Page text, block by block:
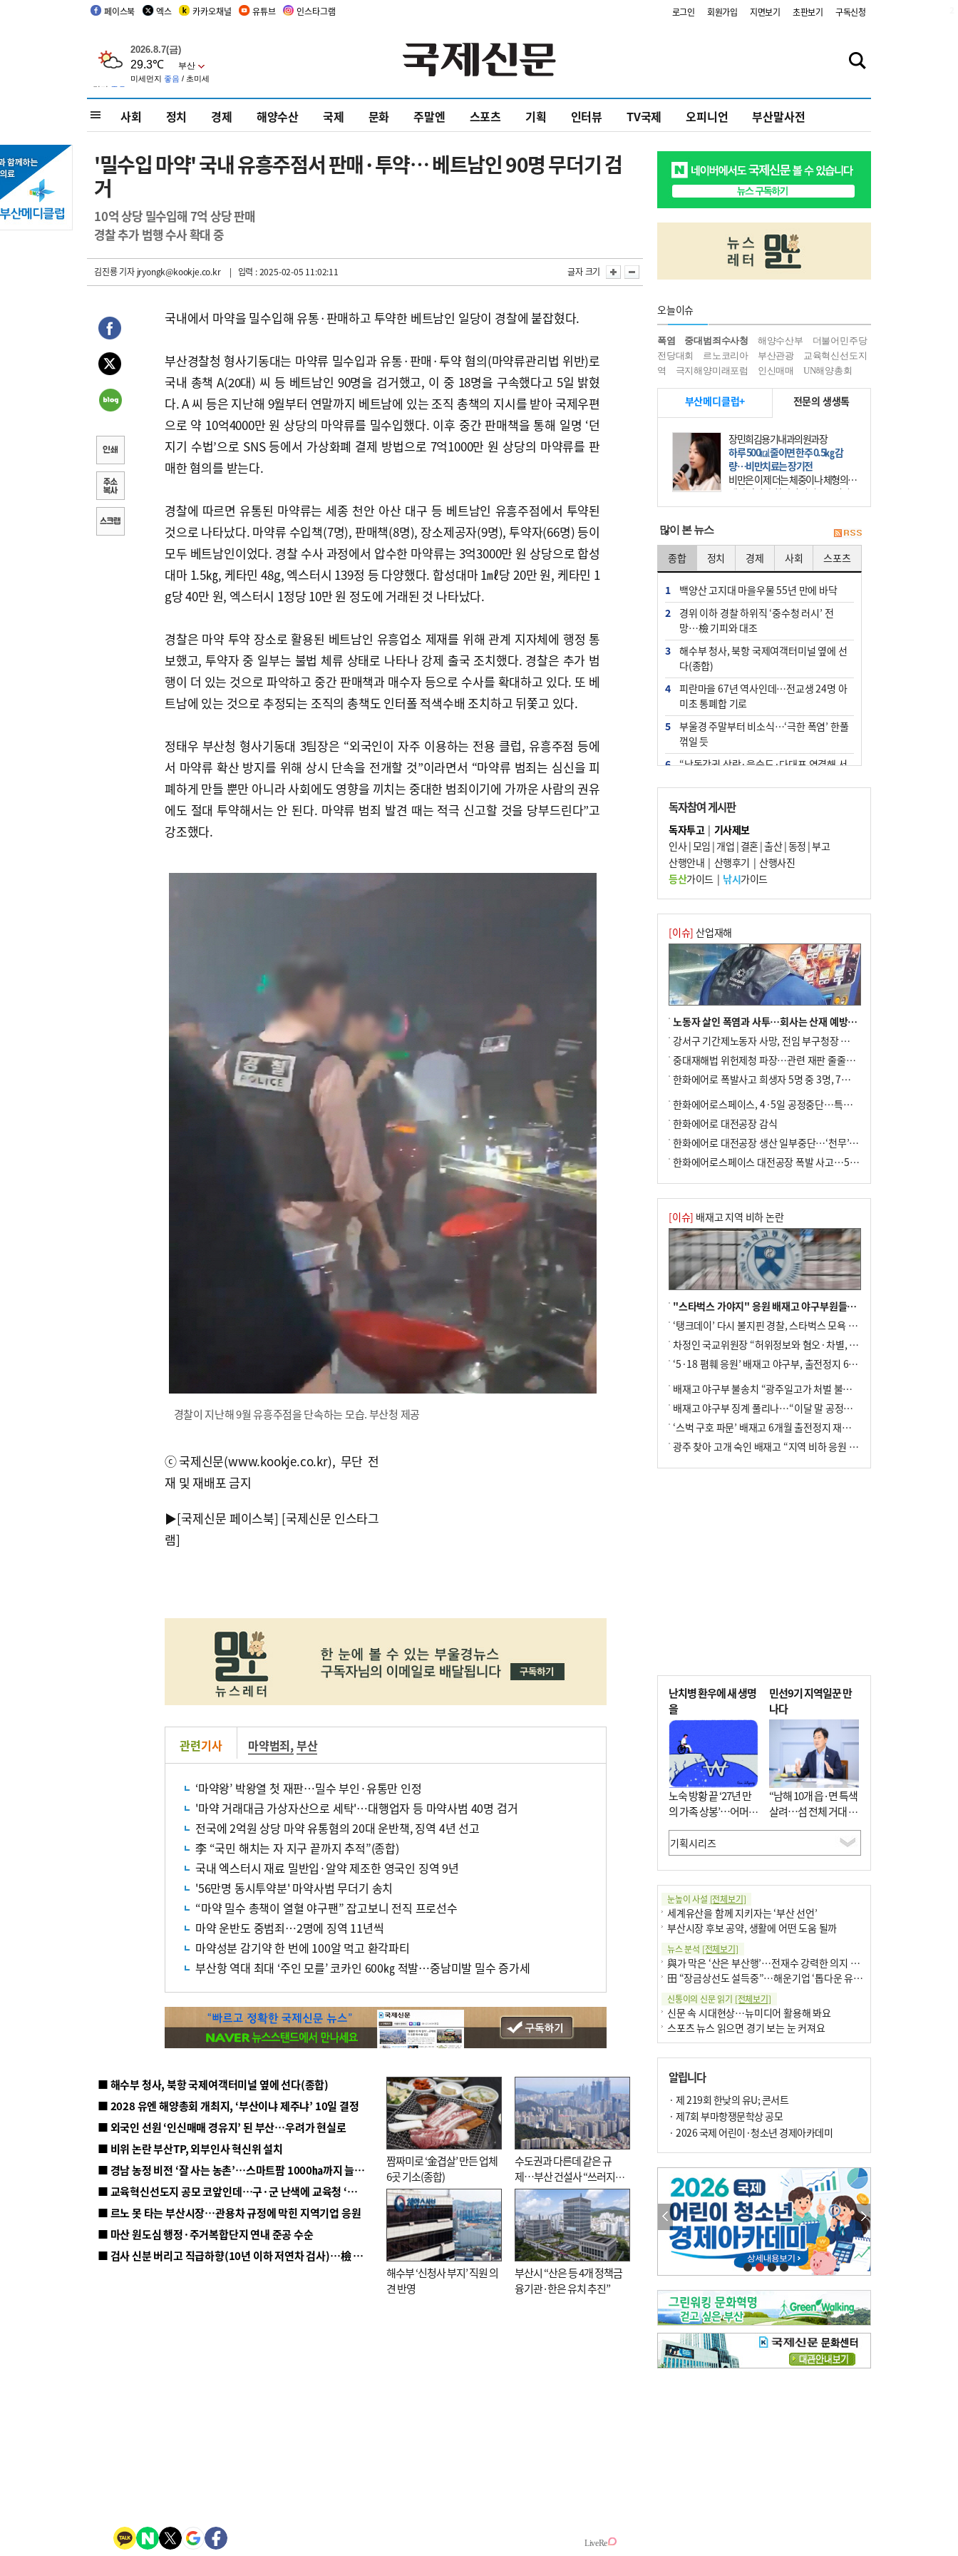
페이스북 엑스 카카오채널 유튜브 인스타그램 로그인 회원가입 지면보기 초판보기 구독신청
사회 정치 경제 해양수산 국제 문화 주말엔 스포츠 기획 인터뷰 TV국제 오피니언 부산말사전
'밀수입 마약' 국내 유흥주점서 판매·투약… 베트남인 90명 무더기 검
거
10억 상당 밀수입해 7억 상당 판매
경찰 추가 범행 수사 확대 중
김진룡 기자jryongk@kookje.co.kr | 입력 : 2025-02-05 11:02:11 글자 크기
국내에서 마약을 밀수입해 유통·판매하고 투약한 베트남인 일당이 경찰에 붙잡혔다.
부산경찰청 형사기동대는 마약류 밀수입과 유통·판매·투약 혐의(마약류관리법 위반)로
국내 총책 A(20대) 씨 등 베트남인 90명을 검거했고, 이 중 18명을 구속했다고 5일 밝혔
다. A 씨 등은 지난해 9월부터 연말까지 베트남에 있는 조직 총책의 지시를 받아 국제우편
으로 약 10억4000만 원 상당의 마약류를 밀수입했다. 이후 중간 판매책을 통해 일명 ‘던
지기 수법’으로 SNS 등에서 가상화폐 결제 방법으로 7억1000만 원 상당의 마약류를 판
매한 혐의를 받는다.
경찰에 따르면 유통된 마약류는 세종 천안 아산 대구 등 베트남인 유흥주점에서 투약된
것으로 나타났다. 마약류 수입책(7명), 판매책(8명), 장소제공자(9명), 투약자(66명) 등이
모두 베트남인이었다. 경찰 수사 과정에서 압수한 마약류는 3억3000만 원 상당으로 합성
대마 1.5㎏, 케타민 48g, 엑스터시 139정 등 다양했다. 합성대마 1㎖당 20만 원, 케타민 1
g당 40만 원, 엑스터시 1정당 10만 원 정도에 거래된 것 나타났다.
경찰은 마약 투약 장소로 활용된 베트남인 유흥업소 제재를 위해 관계 지자체에 행정 통
보했고, 투약자 중 일부는 불법 체류 상태로 나타나 강제 출국 조치했다. 경찰은 추가 범
행이 더 있는 것으로 파악하고 중간 판매책과 매수자 등으로 수사를 확대하고 있다. 또 베
트남에 있는 것으로 추정되는 조직의 총책도 인터폴 적색수배 조치하고 뒤쫓고 있다.
정태우 부산청 형사기동대 3팀장은 “외국인이 자주 이용하는 전용 클럽, 유흥주점 등에
서 마약류 확산 방지를 위해 상시 단속을 전개할 것”이라면서 “마약류 범죄는 심신을 피
폐하게 만들 뿐만 아니라 사회에도 영향을 끼치는 중대한 범죄이기에 가까운 사람의 권유
에도 절대 투약해서는 안 된다. 마약류 범죄 발견 때는 적극 신고할 것을 당부드린다”고
강조했다.
경찰이 지난해 9월 유흥주점을 단속하는 모습. 부산청 제공
ⓒ국제신문(www.kookje.co.kr), 무단 전
재 및 재배포 금지
▶[국제신문 페이스북] [국제신문 인스타그
램]
관련기사 마약범죄,부산
‘마약왕’ 박왕열 첫 재판…밀수 부인·유통만 인정
'마약 거래대금 가상자산으로 세탁'…대행업자 등 마약사범 40명 검거
전국에 2억원 상당 마약 유통혐의 20대 운반책, 징역 4년 선고
李 “국민 해치는 자 지구 끝까지 추적”(종합)
국내 엑스터시 재료 밀반입·알약 제조한 영국인 징역 9년
'56만명 동시투약분' 마약사범 무더기 송치
“마약 밀수 총책이 열혈 야구팬” 잡고보니 전직 프로선수
마약 운반도 중범죄…2명에 징역 11년씩
마약성분 감기약 한 번에 100알 먹고 환각파티
부산항 역대 최대 ‘주인 모를’ 코카인 600㎏ 적발…중남미발 밀수 증가세
■ 해수부 청사, 북항 국제여객터미널 옆에 선다(종합)
■ 2028 유엔 해양총회 개최지, ‘부산이냐 제주냐’ 10일 결정
■ 외국인 선원 ‘인신매매 경유지’ 된 부산…우려가 현실로
■ 비위 논란 부산TP, 외부인사 혁신위 설치
■ 경남 농정 비전 ‘잘 사는 농촌’…스마트팜 1000㏊까지 늘린다
■ 교육혁신선도지 공모 코앞인데…구·군 난색에 교육청 ‘쩔쩔’
■ 르노 못 타는 부산시장…관용차 규정에 막힌 지역기업 응원
■ 마산 원도심 행정·주거복합단지 연내 준공 수순
■ 검사 신분 버리고 직급하향(10년 이하 저연차 검사)…檢 중수청행 기피
짬짜미로 ‘金겹살’ 만든 업체
6곳 기소(종합)
수도권과 다른데 같은 규
제…부산 건설사 “쓰러지기
직전”
해수부 ‘신청사 부지’ 직원 의
견 반영
부산시 “산은 등 4개 정책금
융기관·한은 유치 추진”
오늘이슈
폭염 중대범죄수사청 해양수산부
더불어민주당
전당대회
르노코리아 부산관광
교육혁신선도지
역
극지해양미래포럼 인신매매 UN해양총회
부산메디클럽+ 전문의 생생톡
장민희김용기내과의원과장
하루 500㎉ 줄이면 한주 0.5㎏ 감
량…비만치료는 장기전
비만은 이제 더는 체중이나 체형의 문
제가 아니다. 하나의 질병으로 인지
하고 치료와 관리를 해야 한다. 세계
많이 본 뉴스
종합 정치 경제 사회 스포츠
1
백양산 고지대 마을우물 55년 만에 바닥
2
경위 이하 경찰 하위직 ‘중수청 러시’ 전
망…檢 기피와 대조
3
해수부 청사, 북항 국제여객터미널 옆에 선
다(종합)
4
피란마을 67년 역사인데…전교생 24명 아
미초 통폐합 기로
5
부울경 주말부터 비소식…‘극한 폭염’ 한풀
꺾일 듯
6
“낙동강권 삼락·을숙도·다대포 연결해 서
7
오늘의 날씨- 2026년 8월 7일
8
외국인 선원 ‘인신매매 경유지’ 된 부산…
우려가 현실로
9
[사설] 해수부 신청사 북항으로 확정, 해양
수도 도약의 전환점
10 르노 못 타는 부산시장…관용차 규정에 막
힌 지역기업 응원
독자참여 게시판
독자투고| 기사제보
인사|모임 | 개업 | 결혼|출산|동정 |부고
산행안내 | 산행후기 | 산행사진
등산가이드| 낚시가이드
[이슈] 산업재해
노동자 살인 폭염과 사투…회사는 산재 예방·전기료 절감 전력
강서구 기간제노동자 사망, 전임 부구청장 檢 송치
중대재해법 위헌제청 파장…관련 재판 줄줄이 브레이크
한화에어로 폭발사고 희생자 5명 중 3명, 7일 영면
한화에어로스페이스, 4·5일 공정중단…특별 안전점검
한화에어로 대전공장 감식
한화에어로 대전공장 생산 일부중단…‘천무’ 수출 비상
한화에어로스페이스 대전공장 폭발 사고…5명 사망·2명 부상(종합)
[이슈] 배재고 지역 비하 논란
"스타벅스 가야지" 응원 배재고 야구부원들, 학교서 징계 처분
‘탱크데이’ 다시 불지핀 경찰, 스타벅스 모욕 혐의 압수수색
차정인 국교위원장 “허위정보와 혐오·차별, 학교 교실까지 유입"
‘5·18 폄훼 응원’ 배재고 야구부, 출전정지 6개월→1개월 감경
배재고 야구부 불송치 “광주일고가 처벌 불원 의사 표해”
배재고 야구부 징계 풀리나…“이달 말 공정위서 재심의”
‘스벅 구호 파문’ 배재고 6개월 출전정지 재심 신청키로
광주 찾아 고개 숙인 배재고 “지역 비하 응원 잘못”(종합)
난치병 환우에 새 생명
을
노숙 방황 끝 ‘27년 만
의 가족 상봉’…어머니
와 행복 꿈꿔
민선9기 지역일꾼 만
나다
“남해 10개 읍·면 특색
살려…섬 전체 거대 정
원으로 조성”
눈높이 사설 [전체보기]
세계유산을 함께 지키자는 ‘부산 선언’
부산시장 후보 공약, 생활에 어떤 도움 될까
뉴스 분석 [전체보기]
與가 막은 ‘산은 부산행’…전재수 강력한 의지 표명 없인 공염불
田 “장금상선도 설득중”…해운기업 ‘톱다운 유치전’ 가속
신통이의 신문 읽기 [전체보기]
신문 속 시대현상…뉴미디어 활용해 봐요
스포츠 뉴스 읽으면 경기 보는 눈 커져요
구·군 승진 축하화분 관행 없애자니 소상공인 울상
팩트체크[전체보기]
의령 한우산 털중나리
한 손 뉴스[전체보기]
시민이 개발한 폭염 대응 앱 ‘그늘로’ 길안내 지도 등 인기
골목 맛집 발굴 고메 셀렉션…부산시, 페스티벌 시월 연계
오늘의 날씨-[전체보기]
오늘의 날씨- 2026년 8월 7일
오늘의 날씨- 2026년 8월 6일
우리 결혼해요-[전체보기]
우리 결혼해요- 김홍윤·정세빈 커플
알립니다
· 제 219회 한낮의 유U; 콘서트
· 제7회 부마항쟁문학상 공모
· 2026 국제 어린이·청소년 경제아카데미